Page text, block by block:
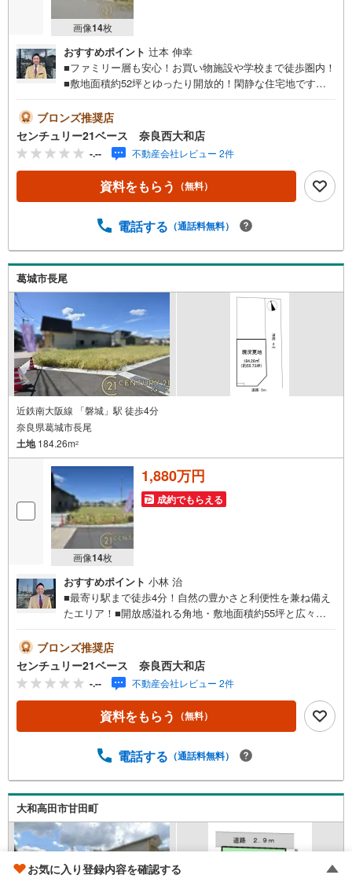
画像14枚
おすすめポイント 辻本 伸幸
■ファミリー層も安心！お買い物施設や学校まで徒歩圏内！
■敷地面積約52坪とゆったり開放的！閑静な住宅地です！
わりのお時間でもご見学可！・今から見たい！というお声
にもご対応できます！◇住宅ローンもお任せください！
◇・提携銀行多数あり（地方銀行・都市銀行・信用金庫et
c）・優遇後適用金利 0.875％～（審査内容により異なりま
す）--- ◇◇ Yahoo！不動産キャンペーン対象店舗 ◇◇ ----
当店で物件を成約いただくとPayPayボーナスライトがもら
なります。「資料をもらう」「見学予約をする」からエン
えお問い合わせください。-----------------------------
ブロンズ推奨店
センチュリー21ベース 奈良西大和店
-.-- 不動産会社レビュー 2件
資料をもらう （無料）
電話する （通話料無料）
葛城市長尾
近鉄南大阪線 「磐城」駅 徒歩4分
奈良県葛城市長尾
土地184.26m2
画像14枚
1,880万円
成約でもらえる
おすすめポイント 小林 治
■最寄り駅まで徒歩4分！自然の豊かさと利便性を兼ね備え
たエリア！■開放感溢れる角地・敷地面積約55坪と広々！
まず営業中！・お仕事終わりのお時間でもご見学可！・今
から見たい！というお声にもご対応できます！◇住宅ロー
ンもお任せください！◇・提携銀行多数あり（地方銀行・
都市銀行・信用金庫etc）・優遇後適用金利 0.875％～（審
査内容により異なります）--- ◇◇ Yahoo！不動産キャンペ
ーン対象店舗 ◇◇ ----当店で物件を成約いただくとPayPay
ャンペーン】の対象になります。「資料をもらう」「見学
AN IDでログインのうえお問い合わせください。----------------
-------------
ブロンズ推奨店
センチュリー21ベース 奈良西大和店
-.-- 不動産会社レビュー 2件
資料をもらう （無料）
電話する （通話料無料）
大和高田市甘田町
お気に入り登録内容を確認する